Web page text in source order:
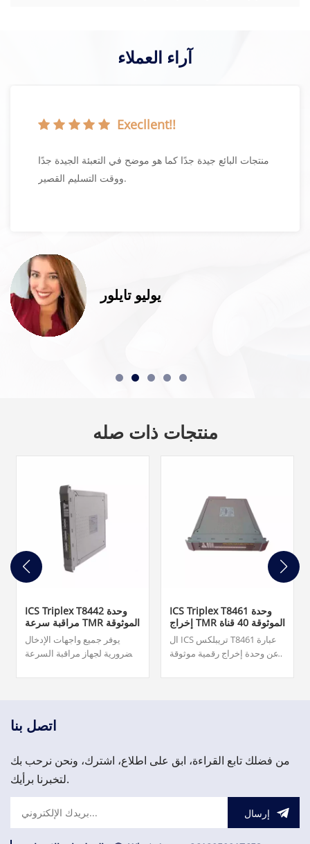
آراء العملاء
Execllent!!
منتجات البائع جيدة جدًا كما هو موضح في التعبئة الجيدة جدًا
ووقت التسليم القصير.
يوليو تايلور
منتجات ذات صله
ICS Triplex T8442 وحدة
مراقبة سرعة TMR الموثوقة
يوفر جميع واجهات الإدخال
الضرورية لجهاز مراقبة السرعة
قنوات إدخال السرعة مرتبة في
ICS Triplex T8461 وحدة
إخراج TMR الموثوقة 40 قناة
ال ICS تريبلكس T8461 عبارة
عن وحدة إخراج رقمية موثوقة
الأتمتة الصناعية.
اتصل بنا
من فضلك تابع القراءة، ابق على اطلاع، اشترك، ونحن نرحب بك
لتخبرنا برأيك.
إرسال